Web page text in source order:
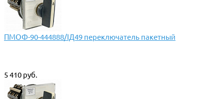
ПМОФ-90-444888/IД49 переключатель пакетный
5 410 руб.